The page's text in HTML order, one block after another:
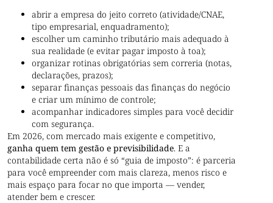
abrir a empresa do jeito correto (atividade/CNAE,
tipo empresarial, enquadramento);
escolher um caminho tributário mais adequado à
sua realidade (e evitar pagar imposto à toa);
organizar rotinas obrigatórias sem correria (notas,
declarações, prazos);
separar finanças pessoais das finanças do negócio
e criar um mínimo de controle;
acompanhar indicadores simples para você decidir
com segurança.
Em 2026, com mercado mais exigente e competitivo,
ganha quem tem gestão e previsibilidade. E a
contabilidade certa não é só “guia de imposto”: é parceria
para você empreender com mais clareza, menos risco e
mais espaço para focar no que importa — vender,
atender bem e crescer.